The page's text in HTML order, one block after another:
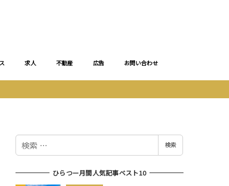
求人 不動産 広告 お問い合わせ
検
検索
ひらつー月間人気記事ベスト10